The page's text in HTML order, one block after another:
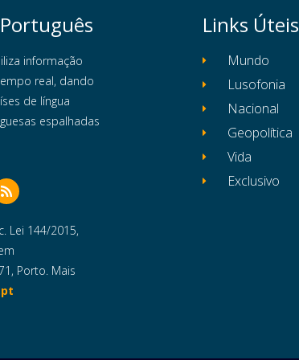
informação
real, dando
de língua
espalhadas
Lei 144/2015,
Porto. Mais
Links Úteis
Mundo
Lusofonia
Nacional
Geopolítica
Vida
Exclusivo